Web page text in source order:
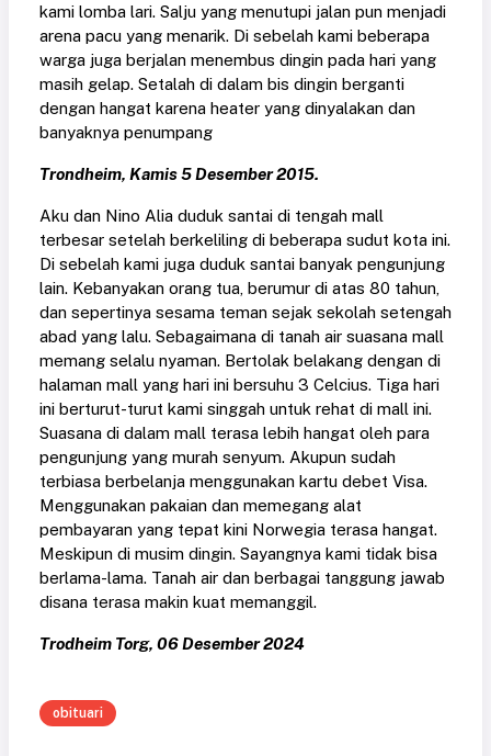
kami lomba lari. Salju yang menutupi jalan pun menjadi
arena pacu yang menarik. Di sebelah kami beberapa
warga juga berjalan menembus dingin pada hari yang
masih gelap. Setalah di dalam bis dingin berganti
dengan hangat karena heater yang dinyalakan dan
banyaknya penumpang
Trondheim, Kamis 5 Desember 2015.
Aku dan Nino Alia duduk santai di tengah mall
terbesar setelah berkeliling di beberapa sudut kota ini.
Di sebelah kami juga duduk santai banyak pengunjung
lain. Kebanyakan orang tua, berumur di atas 80 tahun,
dan sepertinya sesama teman sejak sekolah setengah
abad yang lalu. Sebagaimana di tanah air suasana mall
memang selalu nyaman. Bertolak belakang dengan di
halaman mall yang hari ini bersuhu 3 Celcius. Tiga hari
ini berturut-turut kami singgah untuk rehat di mall ini.
Suasana di dalam mall terasa lebih hangat oleh para
pengunjung yang murah senyum. Akupun sudah
terbiasa berbelanja menggunakan kartu debet Visa.
Menggunakan pakaian dan memegang alat
pembayaran yang tepat kini Norwegia terasa hangat.
Meskipun di musim dingin. Sayangnya kami tidak bisa
berlama-lama. Tanah air dan berbagai tanggung jawab
disana terasa makin kuat memanggil.
Trodheim Torg, 06 Desember 2024
obituari